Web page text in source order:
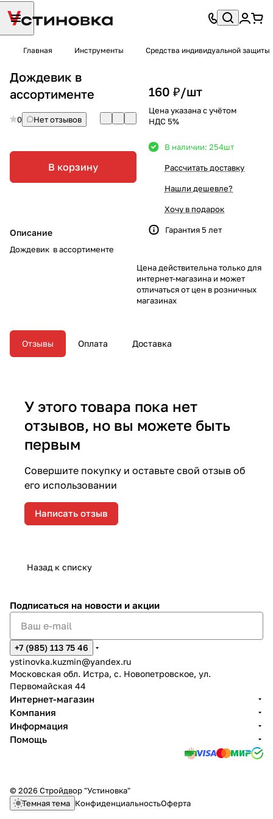
Главная Инструменты Средства индивидуальной защиты
Дождевик в
ассортименте
0 Нет отзывов
В корзину
Описание
Дождевик в ассортименте
160 ₽/шт
Цена указана с учётом
НДС 5%
В наличии: 254шт
Рассчитать доставку
Нашли дешевле?
Хочу в подарок
Гарантия 5 лет
Цена действительна только для
интернет-магазина и может
отличаться от цен в розничных
магазинах
Отзывы Оплата Доставка
У этого товара пока нет
отзывов, но вы можете быть
первым
Совершите покупку и оставьте свой отзыв об
его использовании
Написать отзыв
Назад к списку
Подписаться на новости и акции
+7 (985) 113 75 46
ystinovka.kuzmin@yandex.ru
Московская обл. Истра, с. Новопетровское, ул.
Первомайская 44
Интернет-магазин
Компания
Информация
Помощь
© 2026 Стройдвор "Устиновка"
Темная тема КонфиденциальностьОферта